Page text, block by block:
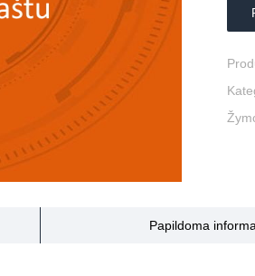
Papildoma